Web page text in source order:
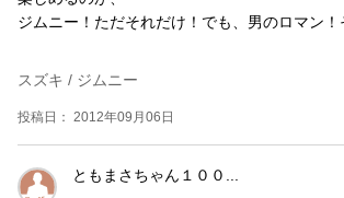
ジムニー！ただそれだけ！でも、男のロマン！
スズキ / ジムニー
投稿日： 2012年09月06日
ともまさちゃん１００...